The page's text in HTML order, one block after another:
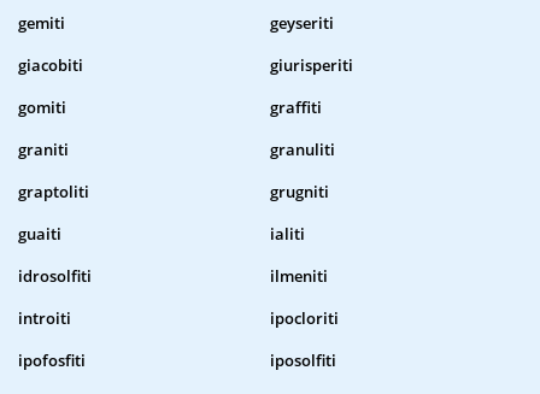
gemiti
geyseriti
giacobiti
giurisperiti
gomiti
graffiti
graniti
granuliti
graptoliti
grugniti
guaiti
ialiti
idrosolfiti
ilmeniti
introiti
ipocloriti
ipofosfiti
iposolfiti